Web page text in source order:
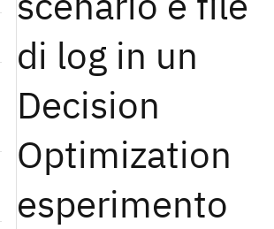
di log in un
Decision
Optimization
esperimento